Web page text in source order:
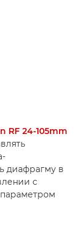
RF 24-105mm
диафрагму в
с